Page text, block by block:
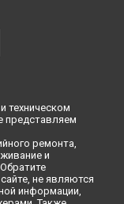
техническом
представляем
ремонта,
и
не являются
информации,